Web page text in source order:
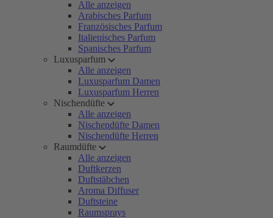
Alle anzeigen
Arabisches Parfum
Französisches Parfum
Italienisches Parfum
Spanisches Parfum
Luxusparfum
Alle anzeigen
Luxusparfum Damen
Luxusparfum Herren
Nischendüfte
Alle anzeigen
Nischendüfte Damen
Nischendüfte Herren
Raumdüfte
Alle anzeigen
Duftkerzen
Duftstäbchen
Aroma Diffuser
Duftsteine
Raumsprays